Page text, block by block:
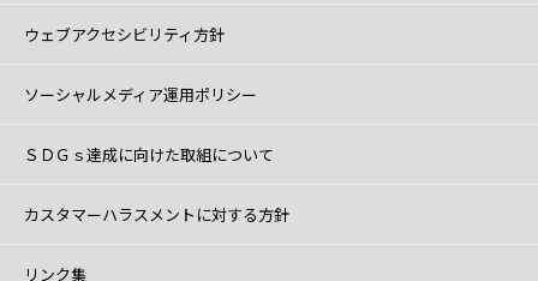
ウェブアクセシビリティ方針
ソーシャルメディア運用ポリシー
ＳＤＧｓ達成に向けた取組について
カスタマーハラスメントに対する方針
リンク集